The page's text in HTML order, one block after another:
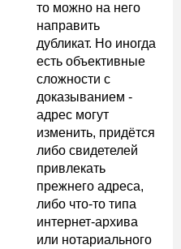
то можно на него
направить
дубликат. Но иногда
есть объективные
сложности с
доказыванием -
адрес могут
изменить, придётся
либо свидетелей
привлекать
прежнего адреса,
либо что-то типа
интернет-архива
или нотариального